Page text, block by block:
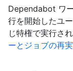
Dependabot ワ
行を開始したユ
じ特権で実行さ
ーとジョブの再